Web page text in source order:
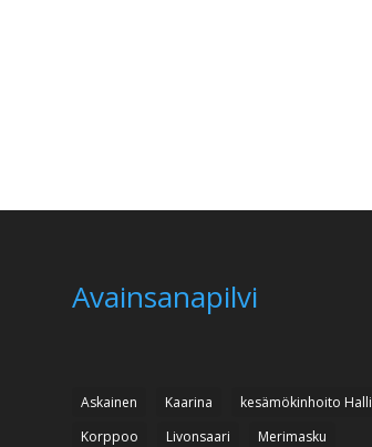
Avainsanapilvi
Askainen Kaarina
kesämökinhoito Halli
Korppoo
Livonsaari
Merimasku